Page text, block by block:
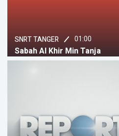
SNRT TANGER 01:00
Sabah Al Khir Min Tanja